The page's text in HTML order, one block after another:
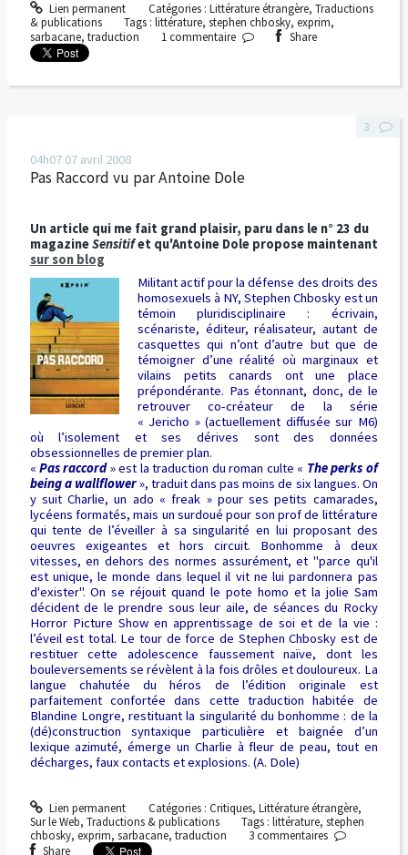
Lien permanent Catégories : Littérature étrangère, Traductions
& publications
Tags :littérature,stephen chbosky,exprim,
sarbacane, traduction 1commentaire Share
04h07 07 avril 2008
Pas Raccord vu par Antoine Dole
Un article qui me fait grand plaisir, paru dans le n° 23 du
magazineSensitifet qu'Antoine Dole propose maintenant
sur son blog
Militant actif pour la défense des droits des
homosexuels à NY, Stephen Chbosky est un
témoin pluridisciplinaire : écrivain,
scénariste, éditeur, réalisateur, autant de
casquettes qui n’ont d’autre but que de
témoigner d’une réalité où marginaux et
vilains petits canards ont une place
prépondérante. Pas étonnant, donc, de le
retrouver co-créateur de la série
« Jericho » (actuellement diffusée sur M6)
où l’isolement et ses dérives sont des données
obsessionnelles de premier plan.
« Pas raccord» est la traduction du roman culte « The perks of
being a wallflower», traduit dans pas moins de six langues. On
y suit Charlie, un ado « freak » pour ses petits camarades,
lycéens formatés, mais un surdoué pour son prof de littérature
qui tente de l’éveiller à sa singularité en lui proposant des
oeuvres exigeantes et hors circuit. Bonhomme à deux
vitesses, en dehors des normes assurément, et "parce qu'il
est unique, le monde dans lequel il vit ne lui pardonnera pas
d'exister". On se réjouit quand le pote homo et la jolie Sam
décident de le prendre sous leur aile, de séances du Rocky
Horror Picture Show en apprentissage de soi et de la vie :
l’éveil est total. Le tour de force de Stephen Chbosky est de
restituer cette adolescence faussement naïve, dont les
bouleversements se révèlent à la fois drôles et douloureux. La
langue chahutée du héros de l’édition originale est
parfaitement confortée dans cette traduction habitée de
Blandine Longre, restituant la singularité du bonhomme : de la
(dé)construction syntaxique particulière et baignée d’un
lexique azimuté, émerge un Charlie à fleur de peau, tout en
décharges, faux contacts et explosions. (A. Dole)
Lien permanent Catégories : Critiques, Littérature étrangère,
Sur le Web, Traductions & publications Tags :littérature,stephen
chbosky, exprim, sarbacane, traduction
3
3commentaires
Share